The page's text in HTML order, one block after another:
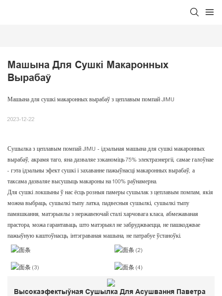
Машына Для Сушкі Макаронных
Вырабаў
Машына для сушкі макаронных вырабаў з цеплавым помпай JIMU
2023-12-22
Сушылка з цеплавым помпай JIMU - ідэальная машына для сушкі макаронных
вырабаў, акрамя таго, яна дазваляе зэканоміць 75% электраэнергіі, самае галоўнае
- гэта ідэальны эфект сушкі і захаванне пажыўнасці макаронных вырабаў, а
таксама дазваляе высушыць макароны на 100% раўнамерна.
Для сушкі локшыны ў нас ёсць розныя памеры сушылак з цеплавым помпам, якія
можна выбраць, сушылкі тыпу латка, падвесныя сушылкі, сушылкі тыпу
памяшкання, матэрыялы з нержавеючай сталі харчовага класа, абмежаваная
прастора, можа гарантаваць, што матэрыял не забруджваецца, не пашкоджвае
пажыўную каштоўнасць, інтэграваная машына, не патрабуе ўстаноўкі.
Высокаэфектыўная Сушылка Для Асушвання Паветра